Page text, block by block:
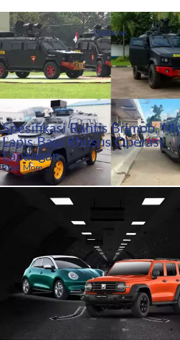
CarsNews
Spesifikasi Rantis Brimob,
Lapis Baja Khusus Operasi
Lapangan
Read More ...